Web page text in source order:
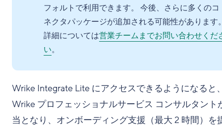
フォルトで利用できます。 今後、さらに多くのコ
ネクタパッケージが追加される可能性があります
詳細については営業チームまでお問い合わせくだ
い。
Wrike Integrate Lite にアクセスできるようになると
Wrike プロフェッショナルサービス コンサルタント
当となり、オンボーディング支援（最大 2 時間）を